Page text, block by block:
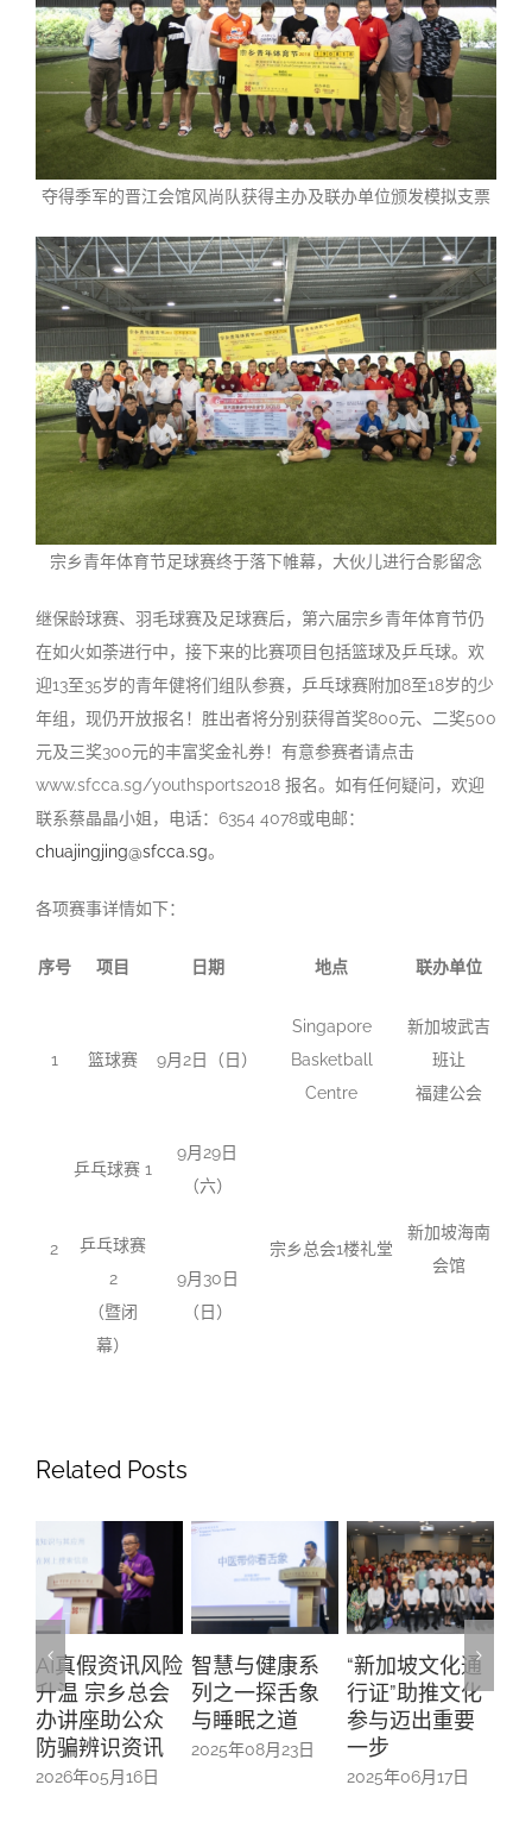
夺得季军的晋江会馆风尚队获得主办及联办单位颁发模拟支票
宗乡青年体育节足球赛终于落下帷幕，大伙儿进行合影留念
继保龄球赛、羽毛球赛及足球赛后，第六届宗乡青年体育节仍
在如火如荼进行中，接下来的比赛项目包括篮球及乒乓球。欢
迎13至35岁的青年健将们组队参赛，乒乓球赛附加8至18岁的少
年组，现仍开放报名！胜出者将分别获得首奖800元、二奖500
元及三奖300元的丰富奖金礼券！有意参赛者请点击
www.sfcca.sg/youthsports2018 报名。如有任何疑问，欢迎
联系蔡晶晶小姐，电话：6354 4078或电邮：
chuajingjing@sfcca.sg。
各项赛事详情如下：
序号 项目 日期 地点 联办单位
1 篮球赛 9月2日（日）
Singapore
Basketball
Centre
新加坡武吉
班让
福建公会
2
乒乓球赛 1
9月29日
（六）
宗乡总会1楼礼堂
新加坡海南
会馆
乒乓球赛
2
（暨闭
幕）
9月30日
（日）
Related Posts
讯风险
乡总会
公众
资讯
月16日
智慧与健康系
列之一探舌象
与睡眠之道
2025年08月23日
“新加坡文化通
行证”助推文化
参与迈出重要
一步
2025年06月17日
与华社联络组
主席徐芳达部
长的午餐交流
2025年06月13日